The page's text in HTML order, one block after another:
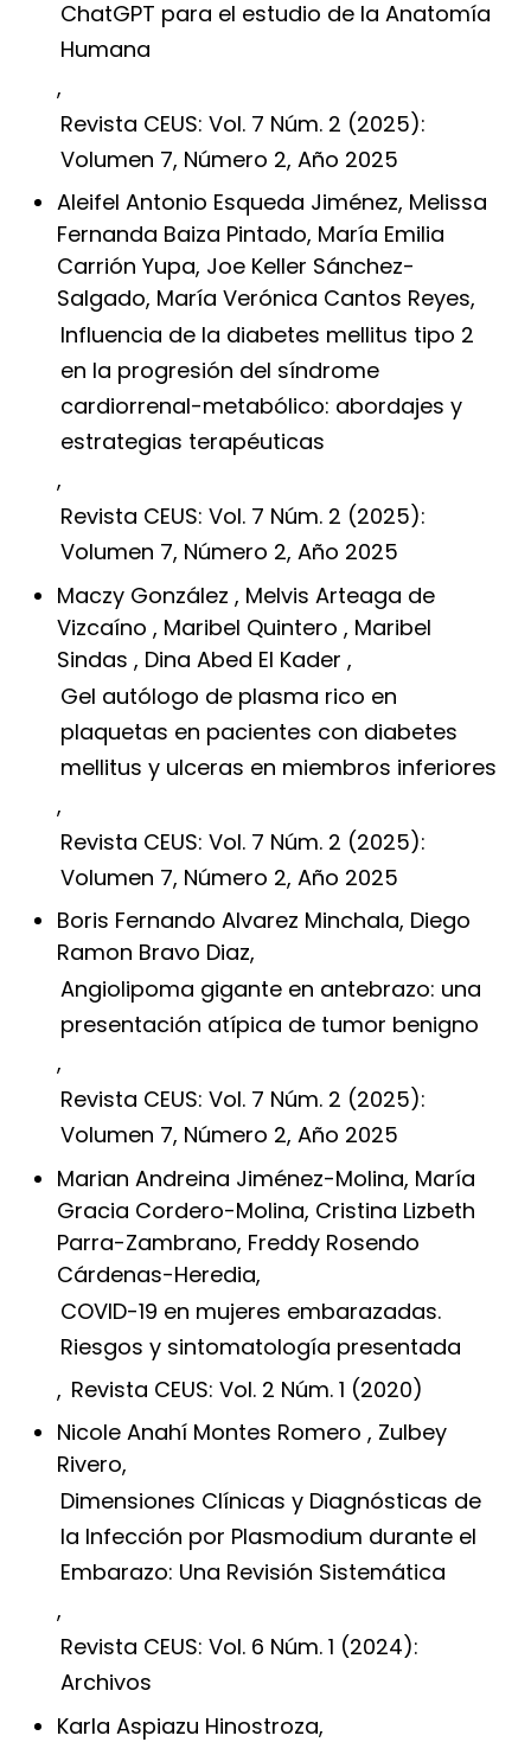
ChatGPT para el estudio de la Anatomía
Humana
,
Revista CEUS: Vol. 7 Núm. 2 (2025):
Volumen 7, Número 2, Año 2025
Aleifel Antonio Esqueda Jiménez, Melissa
Fernanda Baiza Pintado, María Emilia
Carrión Yupa, Joe Keller Sánchez-
Salgado, María Verónica Cantos Reyes,
Influencia de la diabetes mellitus tipo 2
en la progresión del síndrome
cardiorrenal-metabólico: abordajes y
estrategias terapéuticas
,
Revista CEUS: Vol. 7 Núm. 2 (2025):
Volumen 7, Número 2, Año 2025
Maczy González , Melvis Arteaga de
Vizcaíno , Maribel Quintero , Maribel
Sindas , Dina Abed El Kader ,
Gel autólogo de plasma rico en
plaquetas en pacientes con diabetes
mellitus y ulceras en miembros inferiores
,
Revista CEUS: Vol. 7 Núm. 2 (2025):
Volumen 7, Número 2, Año 2025
Boris Fernando Alvarez Minchala, Diego
Ramon Bravo Diaz,
Angiolipoma gigante en antebrazo: una
presentación atípica de tumor benigno
,
Revista CEUS: Vol. 7 Núm. 2 (2025):
Volumen 7, Número 2, Año 2025
Marian Andreina Jiménez-Molina, María
Gracia Cordero-Molina, Cristina Lizbeth
Parra-Zambrano, Freddy Rosendo
Cárdenas-Heredia,
COVID-19 en mujeres embarazadas.
Riesgos y sintomatología presentada
, Revista CEUS: Vol. 2 Núm. 1 (2020)
Nicole Anahí Montes Romero , Zulbey
Rivero,
Dimensiones Clínicas y Diagnósticas de
la Infección por Plasmodium durante el
Embarazo: Una Revisión Sistemática
,
Revista CEUS: Vol. 6 Núm. 1 (2024):
Archivos
Karla Aspiazu Hinostroza,